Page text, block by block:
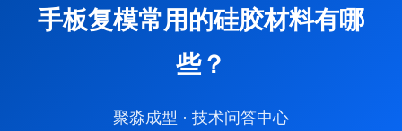
手板复模常用的硅胶材料有哪
些？
聚淼成型 · 技术问答中心